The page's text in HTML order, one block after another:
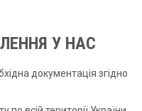
У НАС
документація згідно